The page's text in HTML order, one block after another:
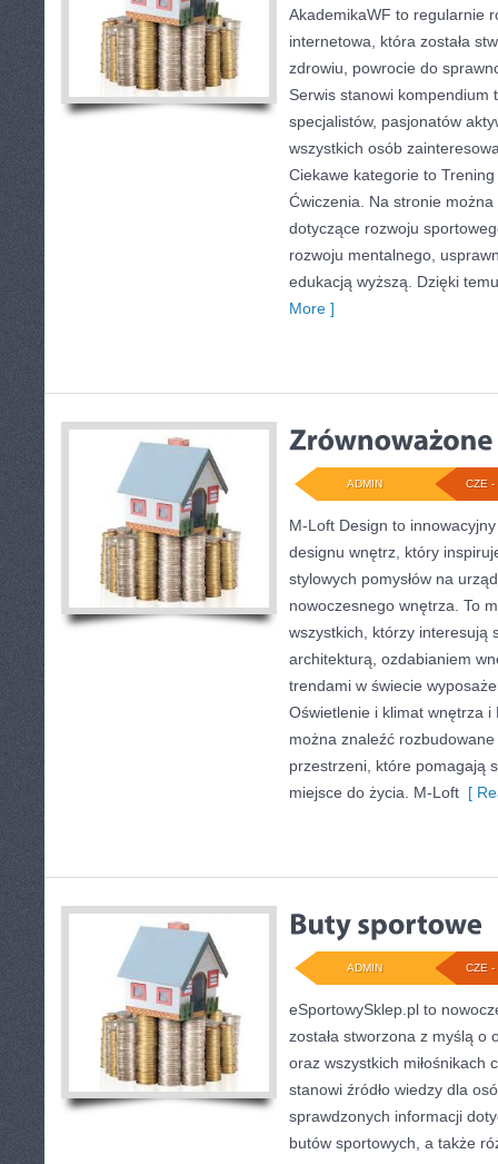
AkademikaWF to regularnie
internetowa, która została
zdrowiu, powrocie do
Serwis stanowi kompendium
specjalistów, pasjonatów
wszystkich osób
Ciekawe kategorie to
Ćwiczenia. Na stronie można
dotyczące rozwoju
rozwoju mentalnego,
edukacją wyższą. Dzięki
More ]
CZE -
ADMIN
M-Loft Design to
designu wnętrz, który
stylowych pomysłów na
nowoczesnego wnętrza. To
wszystkich, którzy interesują
architekturą, ozdabianiem
trendami w świecie
Oświetlenie i klimat wnętrza i
można znaleźć
przestrzeni, które pomagają
miejsce do życia. M-Loft [
CZE -
ADMIN
eSportowySklep.pl to
została stworzona z myślą o
oraz wszystkich miłośnikach
stanowi źródło wiedzy dla
sprawdzonych informacji
butów sportowych, a także